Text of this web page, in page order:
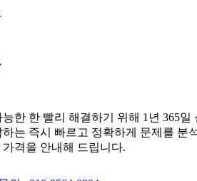
한 한 빨리 해결하기 위해 1년 365일
는 즉시 빠르고 정확하게 문제를 분
격을 안내해 드립니다.